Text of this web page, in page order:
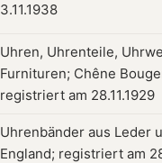
3.11.1938
Uhren, Uhrenteile,
Furnituren; Chêne
registriert am 28.11.1929
Uhrenbänder aus Leder
England; registriert am